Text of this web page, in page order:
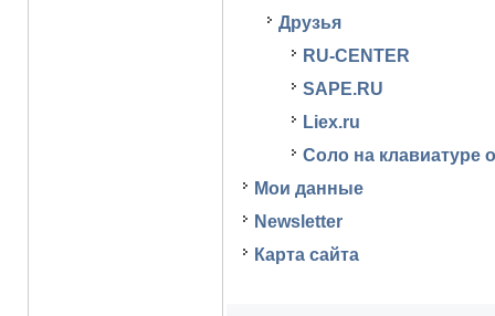
Друзья
RU-CENTER
SAPE.RU
Liex.ru
Соло на клавиатуре
Мои данные
Newsletter
Карта сайта